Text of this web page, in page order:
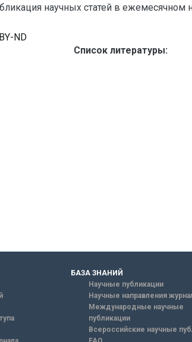
научных статей в ежемесячном
ND
Список литературы:
БАЗА ЗНАНИЙ
Научные публикации
Научные направления
Международные научные
публикации
Всероссийские научные